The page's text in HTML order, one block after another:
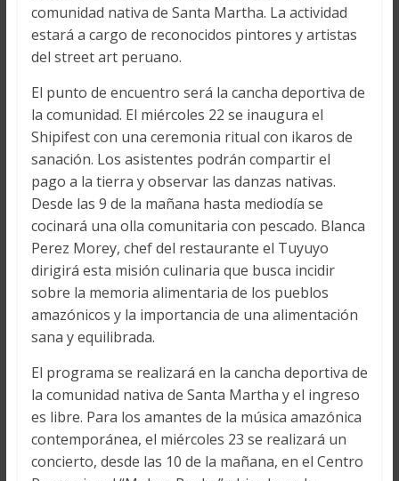
comunidad nativa de Santa Martha. La actividad
estará a cargo de reconocidos pintores y artistas
del street art peruano.
El punto de encuentro será la cancha deportiva de
la comunidad. El miércoles 22 se inaugura el
Shipifest con una ceremonia ritual con ikaros de
sanación. Los asistentes podrán compartir el
pago a la tierra y observar las danzas nativas.
Desde las 9 de la mañana hasta mediodía se
cocinará una olla comunitaria con pescado. Blanca
Perez Morey, chef del restaurante el Tuyuyo
dirigirá esta misión culinaria que busca incidir
sobre la memoria alimentaria de los pueblos
amazónicos y la importancia de una alimentación
sana y equilibrada.
El programa se realizará en la cancha deportiva de
la comunidad nativa de Santa Martha y el ingreso
es libre. Para los amantes de la música amazónica
contemporánea, el miércoles 23 se realizará un
concierto, desde las 10 de la mañana, en el Centro